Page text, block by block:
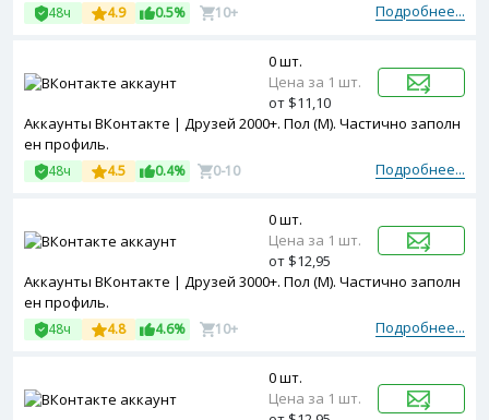
Подробнее...
48ч 4.9 0.5% 10+
Аккаунты ВКонтакте | Друзей 2000+. Пол (М). Частично заполн
ен профиль.
Подробнее...
48ч 4.5 0.4% 0-10
0 шт.
Цена за 1 шт.
от $11,10
Аккаунты ВКонтакте | Друзей 3000+. Пол (М). Частично заполн
ен профиль.
Подробнее...
48ч 4.8 4.6% 10+
0 шт.
Цена за 1 шт.
от $12,95
0 шт.
Цена за 1 шт.